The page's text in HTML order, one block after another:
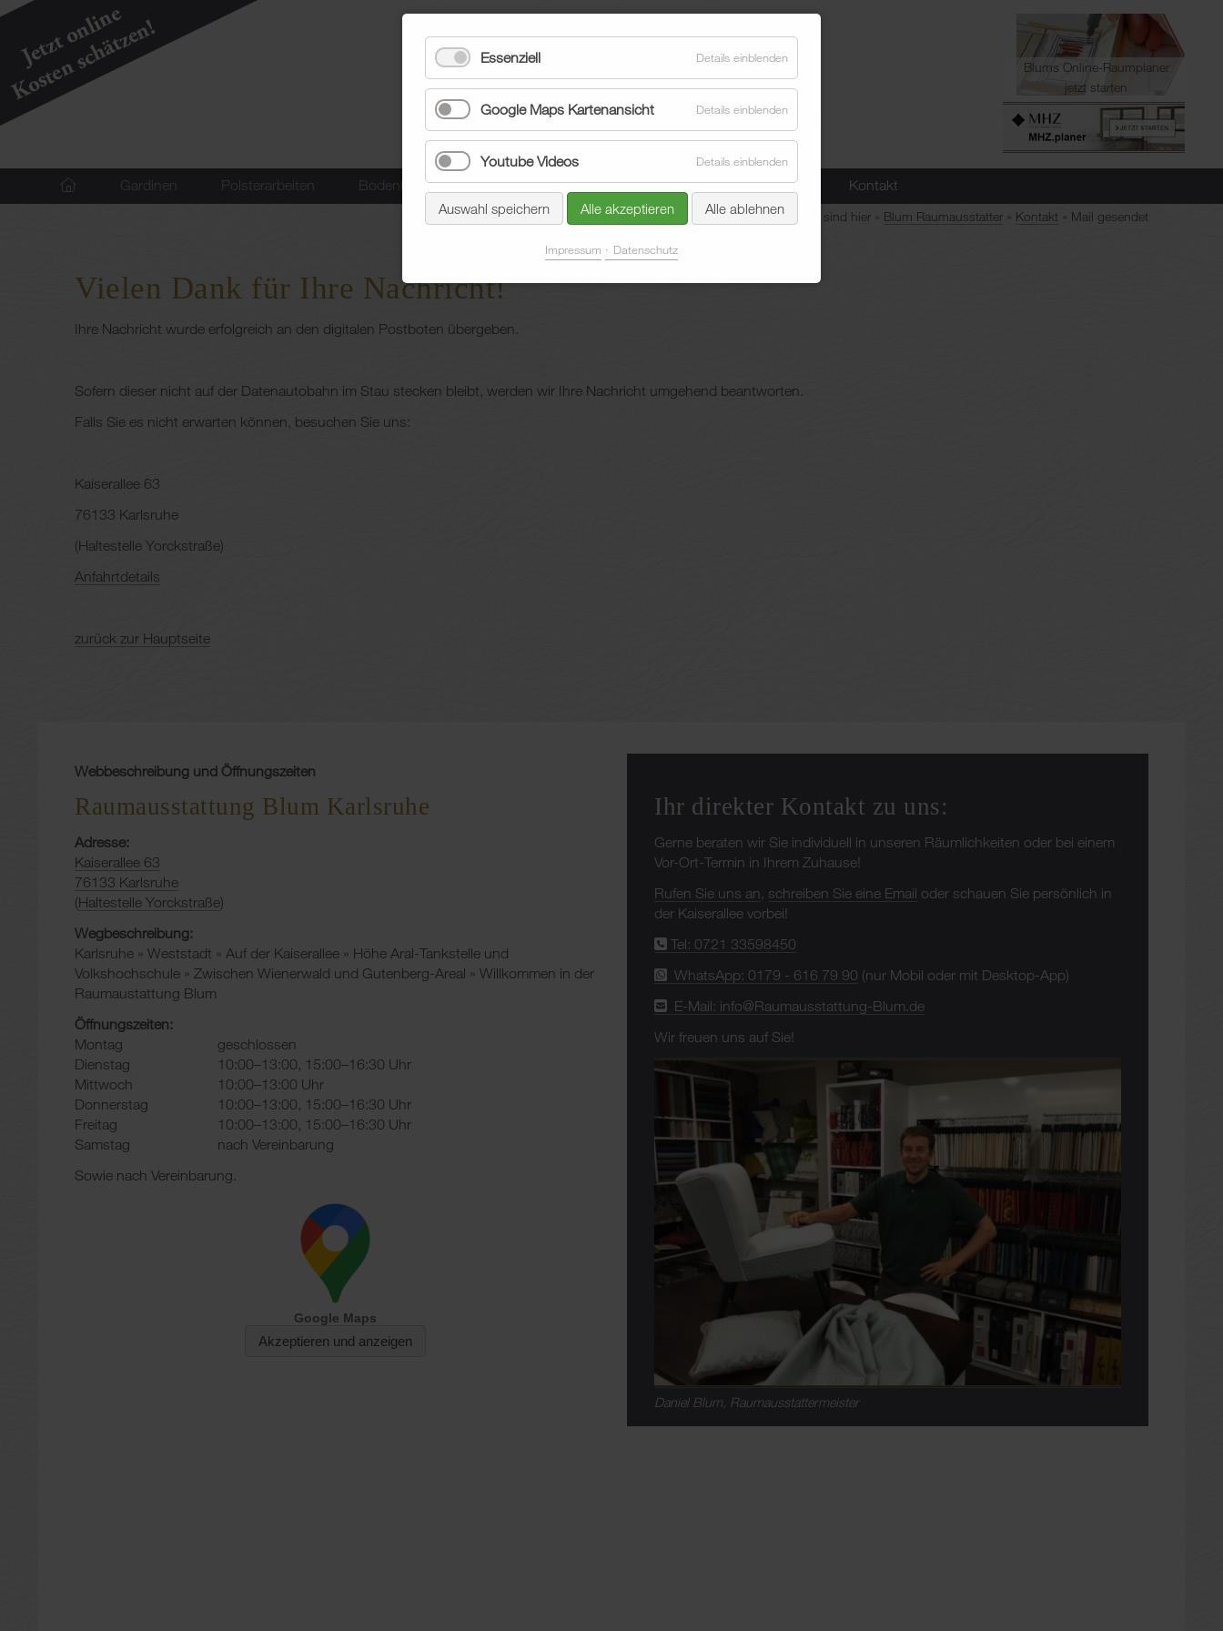
Blums Online-Raumplaner
jetzt starten
Navigation
überspringen
Gardinen Polsterarbeiten Bodenbeläge Sonnenschutz Aktuelles Unternehmen Kontakt
Blum Raumausstatter Kontakt Mail gesendet
Sie sind hier
Vielen Dank für Ihre Nachricht!
Ihre Nachricht wurde erfolgreich an den digitalen Postboten übergeben.
Sofern dieser nicht auf der Datenautobahn im Stau stecken bleibt, werden wir Ihre Nachricht umgehend beantworten.
Falls Sie es nicht erwarten können, besuchen Sie uns:
Kaiserallee 63
76133 Karlsruhe
(Haltestelle Yorckstraße)
Anfahrtdetails
zurück zur Hauptseite
Webbeschreibung und Öffnungszeiten
Raumausstattung Blum Karlsruhe
Adresse:
Kaiserallee 63
76133 Karlsruhe
(Haltestelle Yorckstraße)
Wegbeschreibung:
Karlsruhe » Weststadt » Auf der Kaiserallee » Höhe Aral-Tankstelle und
Volkshochschule » Zwischen Wienerwald und Gutenberg-Areal » Willkommen in der
Raumaustattung Blum
Öffnungszeiten:
Montag
geschlossen
Dienstag
10:00–13:00, 15:00–16:30 Uhr
Mittwoch
10:00–13:00 Uhr
Donnerstag
10:00–13:00, 15:00–16:30 Uhr
Freitag
10:00–13:00, 15:00–16:30 Uhr
Samstag
nach Vereinbarung
Sowie nach Vereinbarung.
Ihr direkter Kontakt zu uns:
Gerne beraten wir Sie individuell in unseren Räumlichkeiten oder bei einem
Vor-Ort-Termin in Ihrem Zuhause!
Rufen Sie uns an, schreiben Sie eine Email oder schauen Sie persönlich in
der Kaiserallee vorbei!
Tel: 0721 33598450
WhatsApp: 0179 - 616 79 90 (nur Mobil oder mit Desktop-App)
E-Mail: info@Raumausstattung-Blum.de
Wir freuen uns auf Sie!
Daniel Blum, Raumausstattermeister
Essenziell Details einblenden
Google Maps Kartenansicht Details einblenden
Youtube Videos Details einblenden
Auswahl speichern Alle akzeptieren Alle ablehnen
Impressum Datenschutz